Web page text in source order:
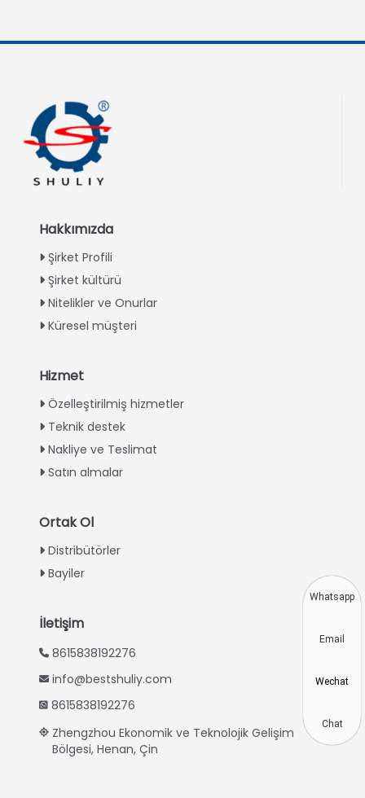
Hakkımızda
Şirket Profili
Şirket kültürü
Nitelikler ve Onurlar
Küresel müşteri
Hizmet
Özelleştirilmiş hizmetler
Teknik destek
Nakliye ve Teslimat
Satın almalar
Ortak Ol
Distribütörler
Bayiler
İletişim
8615838192276
info@bestshuliy.com
8615838192276
Zhengzhou Ekonomik ve Teknolojik Gelişim
Bölgesi, Henan, Çin
Portuguese
Spanish
Korean
Urdu
Greek
Italian
Whatsapp
Email
Wechat
Chat